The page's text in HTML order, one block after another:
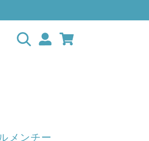
メンチー